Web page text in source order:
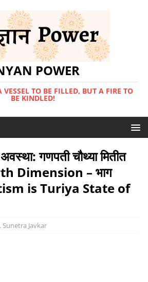
POWER
TO BE FILLED, BUT A FIRE TO
BE KINDLED!
गणपती चौथ्या मितीत
Dimension – भाग
is Turiya State of
Sunetra Javkar